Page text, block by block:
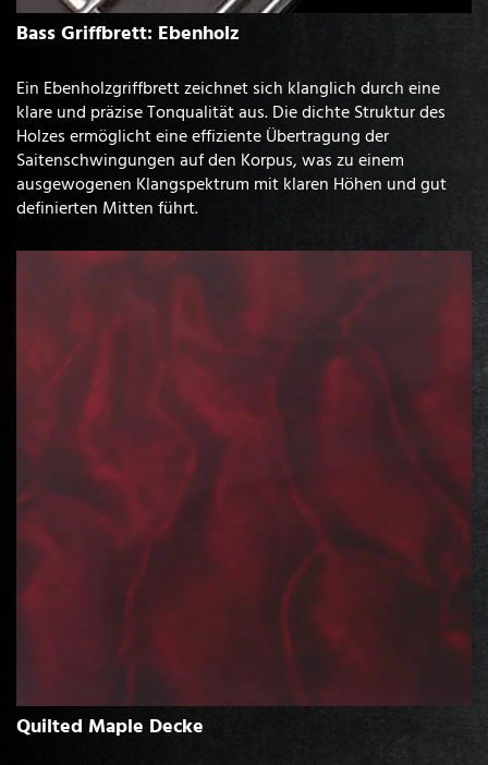
Bass Griffbrett: Ebenholz
Ein Ebenholzgriffbrett zeichnet sich klanglich durch eine
klare und präzise Tonqualität aus. Die dichte Struktur des
Holzes ermöglicht eine effiziente Übertragung der
Saitenschwingungen auf den Korpus, was zu einem
ausgewogenen Klangspektrum mit klaren Höhen und gut
definierten Mitten führt.
Quilted Maple Decke